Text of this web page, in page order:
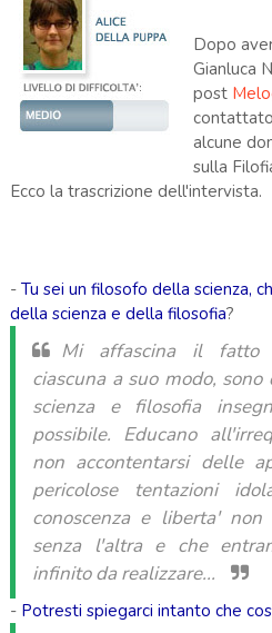
Dopo
Gianluca
post
alcune
sulla
Ecco la trascrizione dell'intervista.
- Tu sei un filosofo della scienza,
della scienza e della filosofia?
Mi affascina il fatto
ciascuna a suo modo,
scienza e filosofia
possibile. Educano
non accontentarsi delle
pericolose tentazioni
conoscenza e liberta'
senza l'altra e che
infinito da realizzare...
- Potresti spiegarci intanto che